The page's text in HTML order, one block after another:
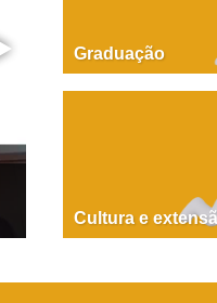
Graduação
Cultura e